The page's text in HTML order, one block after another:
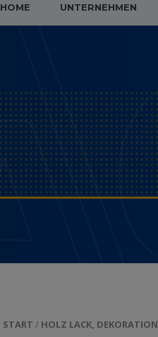
HOME UNTERNEHMEN
START / HOLZ LACK, DEKORATION